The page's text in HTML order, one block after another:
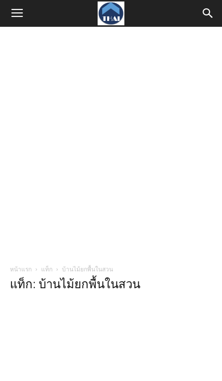
หน้าแรก แท็ก บ้านไม้ยกพื้นในสวน
แท็ก: บ้านไม้ยกพื้นในสวน